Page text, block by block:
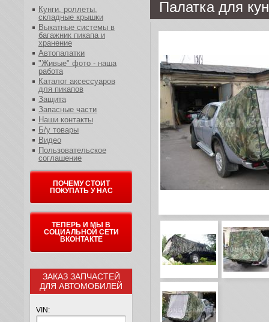
Палатка для
Кунги, роллеты,
складные крышки
Выкатные системы в
багажник пикапа и
хранение
Автопалатки
"Живые" фото - наша
работа
Каталог аксессуаров
для пикапов
Защита
Запасные части
Наши контакты
Б/у товары
Видео
Пользовательское
соглашение
ПОЧЕМУ СТОИТ
ПОКУПАТЬ У НАС
ТЕПЕРЬ И МЫ В
СОЦИАЛЬНОЙ СЕТИ
ВКОНТАКТЕ
ЗАКАЗ ЗАПЧАСТЕЙ
ДЛЯ АВТОМОБИЛЕЙ
VIN: